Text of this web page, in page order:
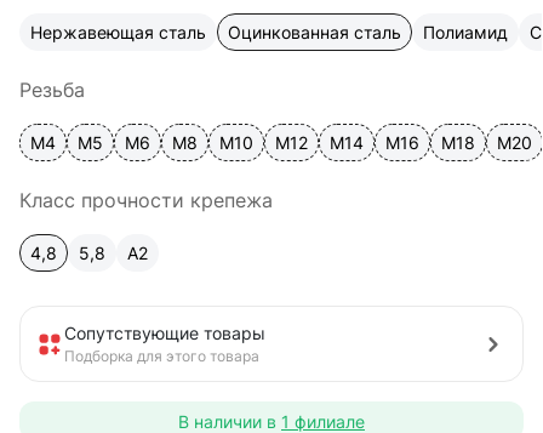
Нержавеющая сталь Оцинкованная сталь Полиамид
Резьба
М4 М5 М6 М8 М10 М12 М14 М16 М18 М20
Класс прочности крепежа
4,8 5,8 A2
Сопутствующие товары
Подборка для этого товара
В наличии в 1 филиале